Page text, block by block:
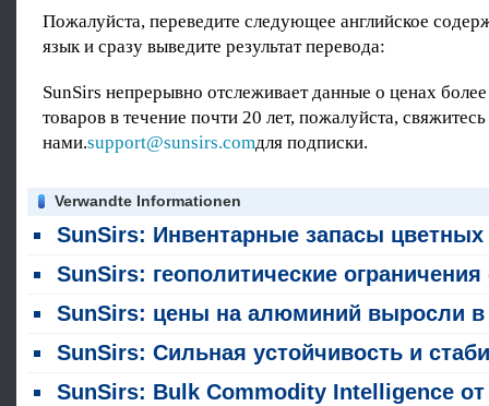
Пожалуйста, переведите следующее английское
язык и сразу выведите результат перевода:
SunSirs непрерывно отслеживает данные о ценах
товаров в течение почти 20 лет, пожалуйста, свяжитесь
нами.support@sunsirs.comдля подписки.
Verwandte Informationen
SunSirs: Инвентарные запасы цветных металлов LME упали по всему решению 5 августа
SunSirs: геополитические ограничения ограничивают мировые поставки
SunSirs: цены на алюминий выросли в
SunSirs: Сильная устойчивость и стабильное производство: общий объем десяти ключевых цветных металлов в Китае вырос на 3,3% год к году в первой половине 2026 года
SunSirs: Bulk Commodity Intelligence от отраслей промышленности цветных металлов (28 июля